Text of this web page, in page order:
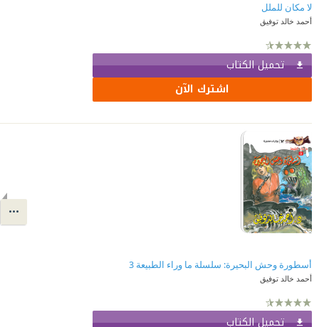
لا مكان للملل
أحمد خالد توفيق
تحميل الكتاب
اشترك الآن
أسطورة وحش البحيرة: سلسلة ما وراء الطبيعة 3
أحمد خالد توفيق
تحميل الكتاب